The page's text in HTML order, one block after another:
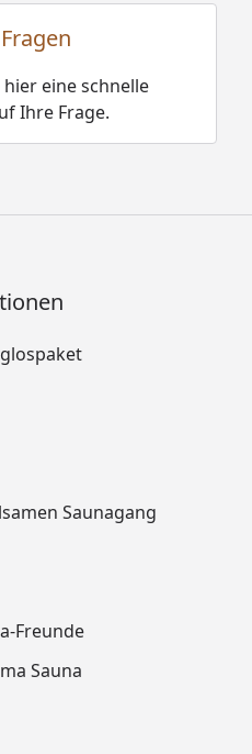
hier eine schnelle
Ihre Frage.
Saunagang
Freunde
Sauna